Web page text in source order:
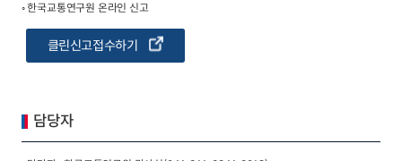
◦ 한국교통연구원 온라인 신고
클린신고접수하기
담당자